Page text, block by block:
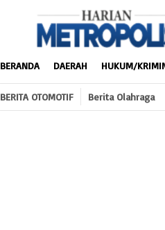
BERANDA DAERAH HUKUM/
BERITA OTOMOTIF Berita Olahraga